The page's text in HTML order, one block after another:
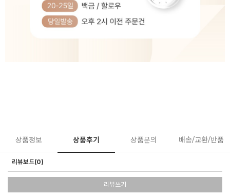
상품정보 상품후기 상품문의 배송/교환/반품
리뷰보드(0)
리뷰쓰기